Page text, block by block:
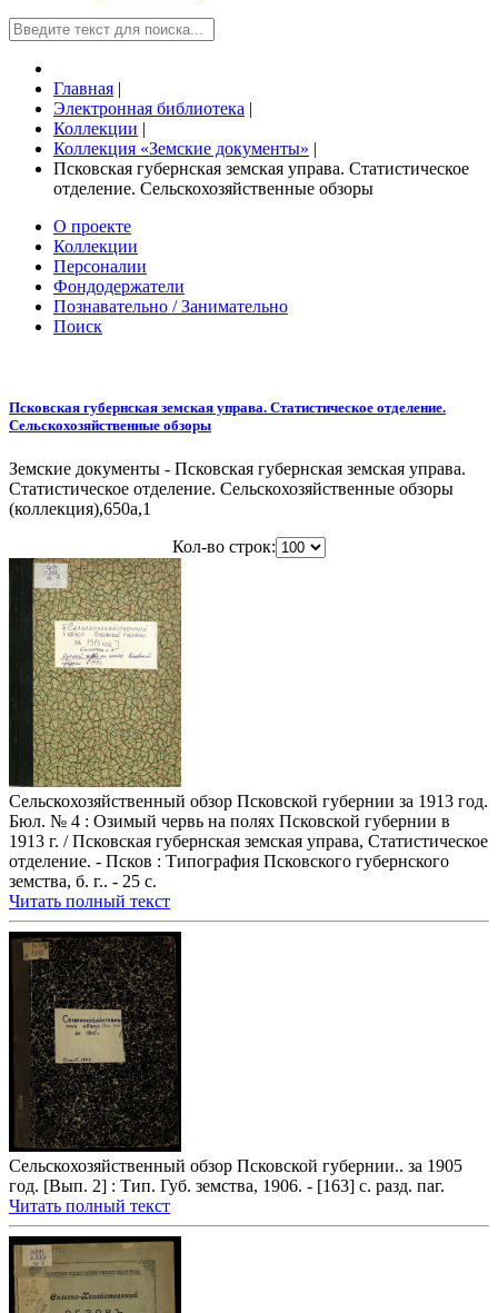
Главная |
Электронная библиотека |
Коллекции |
Коллекция «Земские документы» |
Псковская губернская земская управа. Статистическое
отделение. Сельскохозяйственные обзоры
О проекте
Коллекции
Персоналии
Фондодержатели
Познавательно / Занимательно
Поиск
Псковская губернская земская управа. Статистическое отделение.
Сельскохозяйственные обзоры
Земские документы - Псковская губернская земская управа.
Статистическое отделение. Сельскохозяйственные обзоры
(коллекция),650a,1
Кол-во строк:
Сельскохозяйственный обзор Псковской губернии за 1913 год.
Бюл. № 4 : Озимый червь на полях Псковской губернии в
1913 г. / Псковская губернская земская управа, Статистическое
отделение. - Псков : Типография Псковского губернского
земства, б. г.. - 25 с.
Читать полный текст
Сельскохозяйственный обзор Псковской губернии.. за 1905
год. [Вып. 2] : Тип. Губ. земства, 1906. - [163] с. разд. паг.
Читать полный текст